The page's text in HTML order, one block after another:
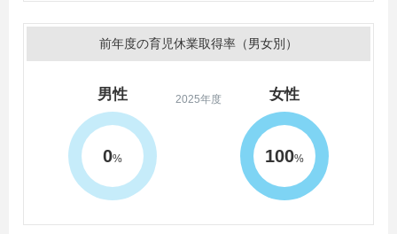
前年度の育児休業取得率（男女別）
2025年度
男性
0%
女性
100%